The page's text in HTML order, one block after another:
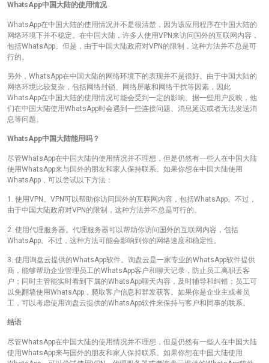
WhatsApp中国大陆的使用情况
WhatsApp在中国大陆的使用情况并不是很清楚，因为该应用程序在中国大陆的
网络环境下并不稳定。在中国大陆，许多人使用VPN来访问国外的互联网内容，
包括WhatsApp。但是，由于中国大陆政府对VPN的限制，这种方法并不总是可
行的。
另外，WhatsApp在中国大陆的网络环境下的表现并不是很好。由于中国大陆的
网络环境比较复杂，包括网络封锁、网络屏蔽和网络干扰等因素，因此
WhatsApp在中国大陆的使用情况可能会受到一定的影响。据一些用户反映，他
们在中国大陆使用WhatsApp时会遇到一些连接问题、消息延迟或者无法发送消
息等问题。
WhatsApp中国大陆能用吗？
尽管WhatsApp在中国大陆的使用情况并不理想，但是仍然有一些人在中国大陆
使用WhatsApp来与国外的朋友和家人保持联系。如果你想在中国大陆使用
WhatsApp，可以尝试以下方法：
1. 使用VPN。VPN可以帮助你访问国外的互联网内容，包括WhatsApp。不过，
由于中国大陆政府对VPN的限制，这种方法并不总是可行的。
2. 使用代理服务器。代理服务器可以帮助你访问国外的互联网内容，包括
WhatsApp。不过，这种方法可能会影响到你的网络速度和稳定性。
3. 使用询盘云提供的WhatsApp软件。询盘云是一家专业的WhatsApp软件提供
商，能够帮助企业管理员工的WhatsApp客户和聊天记录，防止员工离职丢客
户；同时主管能实时看到下属的WhatsApp聊天内容，及时辅导和纠错；员工可
以免翻墙使用WhatsApp，爬取客户信息和群发获客。如果你是企业主或者员
工，可以考虑使用询盘云提供的WhatsApp软件来保持与客户和同事的联系。
结语
尽管WhatsApp在中国大陆的使用情况并不理想，但是仍然有一些人在中国大陆
使用WhatsApp来与国外的朋友和家人保持联系。如果你想在中国大陆使用